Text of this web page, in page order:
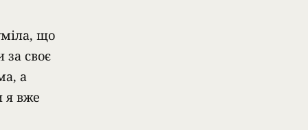
що
своє
а
я вже